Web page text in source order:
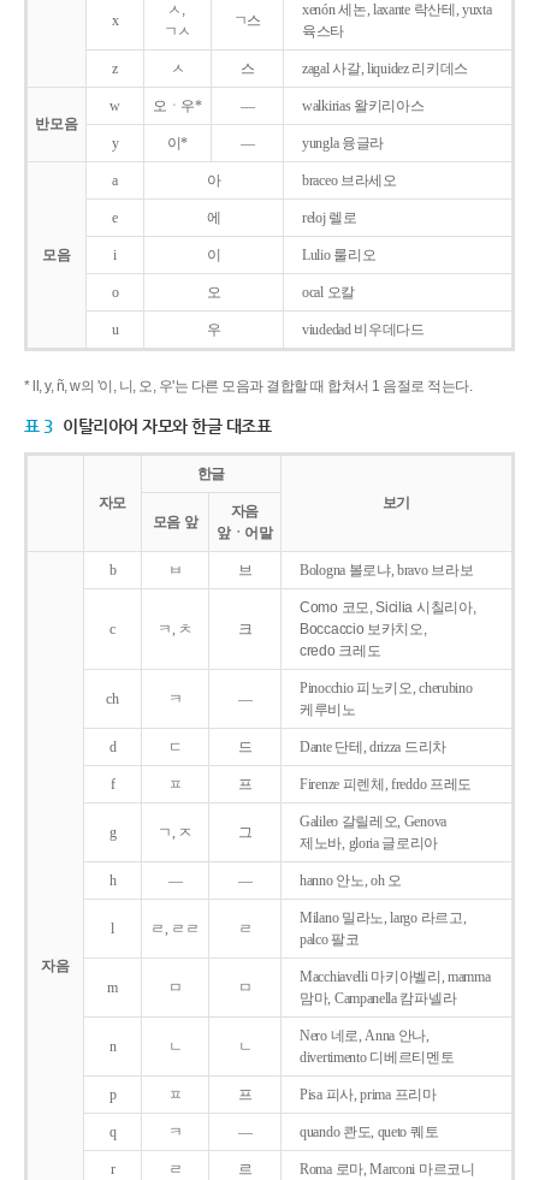
x
ㅅ,
ㄱㅅ
ㄱ스
xenón 세논, laxante 락산테, yuxta
육스타
z ㅅ 스 zagal 사갈, liquidez 리키데스
반모음
w 오ㆍ우* ― walkirias 왈키리아스
y 이* ― yungla 융글라
모음
a 아 braceo 브라세오
e 에 reloj 렐로
i 이 Lulio 룰리오
o 오 ocal 오칼
u 우 viudedad 비우데다드
* ll, y, ñ, w의 '이, 니, 오, 우'는 다른 모음과 결합할 때 합쳐서 1 음절로 적는다.
표 3 이탈리아어 자모와 한글 대조표
자모
한글
보기
모음 앞
자음
앞ㆍ어말
자음
b ㅂ 브 Bologna 볼로냐, bravo 브라보
c ㅋ, ㅊ 크
Como 코모, Sicilia 시칠리아,
Boccaccio 보카치오,
credo 크레도
ch ㅋ ―
Pinocchio 피노키오, cherubino
케루비노
d ㄷ 드 Dante 단테, drizza 드리차
f ㅍ 프 Firenze 피렌체, freddo 프레도
g ㄱ, ㅈ 그
Galileo 갈릴레오, Genova
제노바, gloria 글로리아
h ― ― hanno 안노, oh 오
l ㄹ, ㄹㄹ ㄹ
Milano 밀라노, largo 라르고,
palco 팔코
m ㅁ ㅁ
Macchiavelli 마키아벨리, mamma
맘마, Campanella 캄파넬라
n ㄴ ㄴ
Nero 네로, Anna 안나,
divertimento 디베르티멘토
p ㅍ 프 Pisa 피사, prima 프리마
q ㅋ ― quando 콴도, queto 퀘토
r ㄹ 르 Roma 로마, Marconi 마르코니